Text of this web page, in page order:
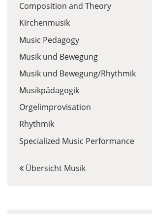
Composition and Theory
Kirchenmusik
Music Pedagogy
Musik und Bewegung
Musik und Bewegung/Rhythmik
Musikpädagogik
Orgelimprovisation
Rhythmik
Specialized Music Performance
Übersicht Musik